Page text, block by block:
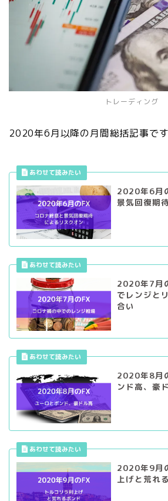
トレーディング
2020年6月以降の月間総括記事です
2020年6月
景気回復期
2020年7月
でレンジと
合い
2020年8月
ンド高、豪
2020年9月
上げと荒れ